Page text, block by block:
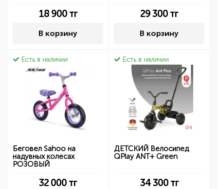
18 900тг
В корзину
29 300 тг
В корзину
Есть в наличии
Беговел Sahoo на
надувных колесах
РОЗОВЫЙ
32 000 тг
Есть в наличии
ДЕТСКИЙ Велосипед
QPlay ANT+ Green
34 300тг